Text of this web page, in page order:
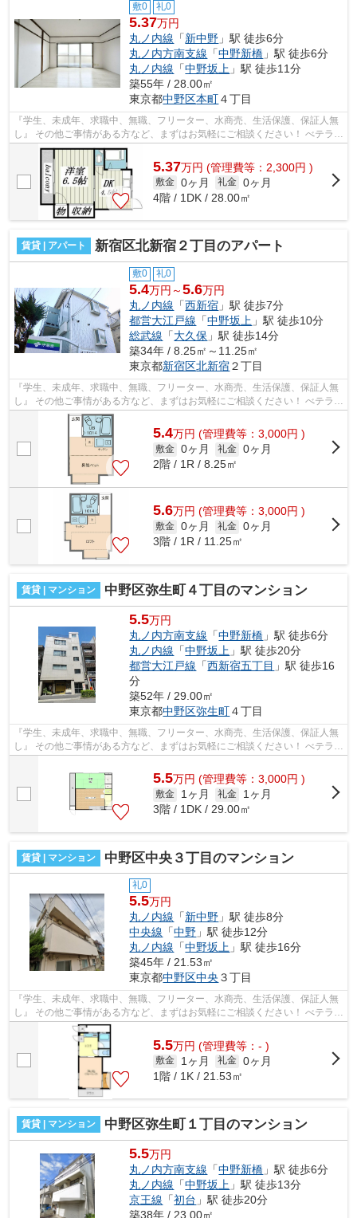
敷0 礼0
5.37万円
丸ノ内線 「新中野 」駅 徒歩6分
丸ノ内方南支線 「中野新橋 」駅 徒歩6分
丸ノ内線 「中野坂上 」駅 徒歩11分
築55年 / 28.00㎡
東京都中野区本町４丁目
『学生、未成年、求職中、無職、フリーター、水商売、生活保護、保証人無
し』 その他ご事情がある方など、まずはお気軽にご相談ください！ べテラン
スタッフが対応致しますのでご希望...
5.37万円 (管理費等：2,300円 )
敷金 0ヶ月 礼金 0ヶ月
4階 / 1DK / 28.00㎡
賃貸 | アパート 新宿区北新宿２丁目のアパート
敷0 礼0
5.4万円～5.6万円
丸ノ内線 「西新宿 」駅 徒歩7分
都営大江戸線 「中野坂上 」駅 徒歩10分
総武線 「大久保 」駅 徒歩14分
築34年 / 8.25㎡～11.25㎡
東京都新宿区北新宿２丁目
『学生、未成年、求職中、無職、フリーター、水商売、生活保護、保証人無
し』 その他ご事情がある方など、まずはお気軽にご相談ください！ べテラン
スタッフが対応致しますのでご希望...
5.4万円 (管理費等：3,000円 )
敷金 0ヶ月 礼金 0ヶ月
2階 / 1R / 8.25㎡
5.6万円 (管理費等：3,000円 )
敷金 0ヶ月 礼金 0ヶ月
3階 / 1R / 11.25㎡
賃貸 | マンション 中野区弥生町４丁目のマンション
5.5万円
丸ノ内方南支線 「中野新橋 」駅 徒歩6分
丸ノ内線 「中野坂上 」駅 徒歩20分
都営大江戸線 「西新宿五丁目 」駅 徒歩16
分
築52年 / 29.00㎡
東京都中野区弥生町４丁目
『学生、未成年、求職中、無職、フリーター、水商売、生活保護、保証人無
し』 その他ご事情がある方など、まずはお気軽にご相談ください！ べテラン
スタッフが対応致しますのでご希望...
5.5万円 (管理費等：3,000円 )
敷金 1ヶ月 礼金
1ヶ月
3階 / 1DK / 29.00㎡
賃貸 | マンション 中野区中央３丁目のマンション
礼0
5.5万円
丸ノ内線 「新中野 」駅 徒歩8分
中央線 「中野 」駅 徒歩12分
丸ノ内線 「中野坂上 」駅 徒歩16分
築45年 / 21.53㎡
東京都中野区中央 ３丁目
『学生、未成年、求職中、無職、フリーター、水商売、生活保護、保証人無
し』 その他ご事情がある方など、まずはお気軽にご相談ください！ べテラン
スタッフが対応致しますのでご希望...
5.5万円 (管理費等：- )
敷金 1ヶ月 礼金 0ヶ月
1階 / 1K / 21.53㎡
賃貸 | マンション 中野区弥生町１丁目のマンション
5.5万円
丸ノ内方南支線 「中野新橋 」駅 徒歩6分
丸ノ内線 「中野坂上 」駅 徒歩13分
京王線 「初台 」駅 徒歩20分
築38年 / 23.00㎡